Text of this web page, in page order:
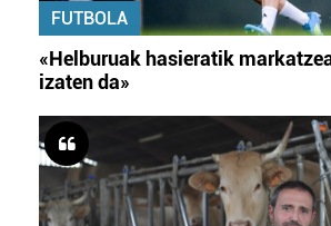
FUTBOLA
«Helburuak hasieratik
izaten da»